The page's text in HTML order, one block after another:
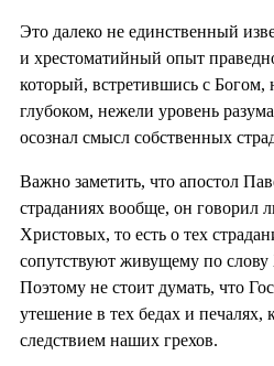
Это далеко не единственный
и хрестоматийный опыт
который, встретившись с Богом,
глубоком, нежели уровень
осознал смысл собственных
Важно заметить, что апостол
страданиях вообще, он говорил
Христовых, то есть о тех
сопутствуют живущему по слову
Поэтому не стоит думать, что
утешение в тех бедах и печалях,
следствием наших грехов.